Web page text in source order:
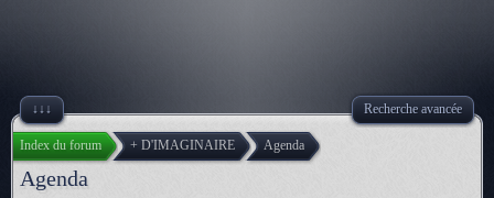
↓↓↓ Recherche avancée
Index du forum + D'IMAGINAIRE Agenda
Agenda